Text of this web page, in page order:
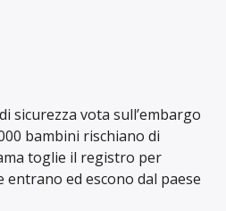
sicurezza vota sull’embargo
bambini rischiano di
toglie il registro per
entrano ed escono dal paese